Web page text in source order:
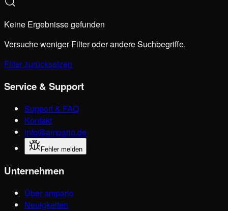
Keine Ergebnisse gefunden
Versuche weniger Filter oder andere Suchbegriffe.
Filter zurücksetzen
Service & Support
Support & FAQ
Kontakt
info@ampario.de
Fehler melden
Unternehmen
Über ampario
Neuigkeiten